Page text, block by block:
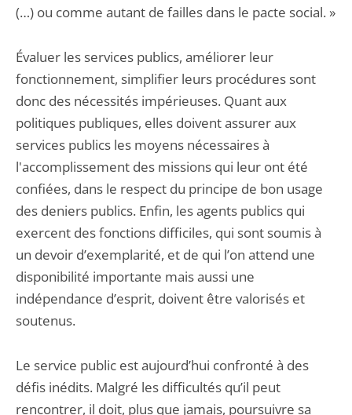
(…) ou comme autant de failles dans le pacte social. »
Évaluer les services publics, améliorer leur
fonctionnement, simplifier leurs procédures sont
donc des nécessités impérieuses. Quant aux
politiques publiques, elles doivent assurer aux
services publics les moyens nécessaires à
l'accomplissement des missions qui leur ont été
confiées, dans le respect du principe de bon usage
des deniers publics. Enfin, les agents publics qui
exercent des fonctions difficiles, qui sont soumis à
un devoir d’exemplarité, et de qui l’on attend une
disponibilité importante mais aussi une
indépendance d’esprit, doivent être valorisés et
soutenus.
Le service public est aujourd’hui confronté à des
défis inédits. Malgré les difficultés qu’il peut
rencontrer, il doit, plus que jamais, poursuivre sa